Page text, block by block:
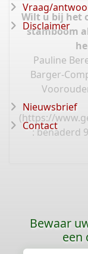
Wilt u bij het
stamboom
Pauline
Barger-
(https://
: benaderd
Vraag/
Disclaimer
Nieuwsbrief
Contact
Bewaar
een